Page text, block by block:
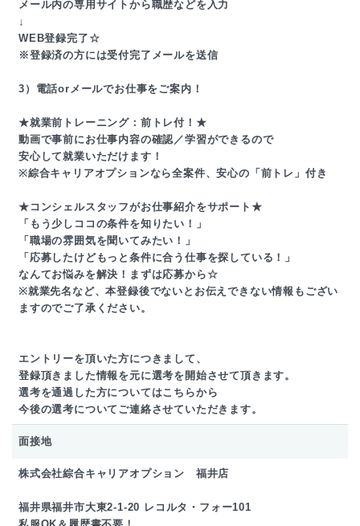
メール内の専用サイトから職歴などを入力
↓
WEB登録完了☆
※登録済の方には受付完了メールを送信
3）電話orメールでお仕事をご案内！
★就業前トレーニング：前トレ付！★
動画で事前にお仕事内容の確認／学習ができるので
安心して就業いただけます！
※綜合キャリアオプションなら全案件、安心の「前トレ」付き
★コンシェルスタッフがお仕事紹介をサポート★
「もう少しココの条件を知りたい！」
「職場の雰囲気を聞いてみたい！」
「応募したけどもっと条件に合う仕事を探している！」
なんてお悩みを解決！まずは応募から☆
※就業先名など、本登録後でないとお伝えできない情報もござい
ますのでご了承ください。
エントリーを頂いた方につきまして、
登録頂きました情報を元に選考を開始させて頂きます。
選考を通過した方についてはこちらから
今後の選考についてご連絡させていただきます。
面接地
株式会社綜合キャリアオプション 福井店
福井県福井市大東2-1-20 レコルタ・フォー101